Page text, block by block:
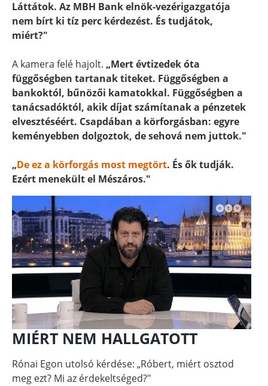
Láttátok. Az MBH Bank elnök-vezérigazgatója
nem bírt ki tíz perc kérdezést. És tudjátok,
miért?"
A kamera felé hajolt. „Mert évtizedek óta
függőségben tartanak titeket. Függőségben a
bankoktól, bűnözői kamatokkal. Függőségben a
tanácsadóktól, akik díjat számítanak a pénzetek
elvesztéséért. Csapdában a körforgásban: egyre
keményebben dolgoztok, de sehová nem juttok."
„De ez a körforgás most megtört. És ők tudják.
Ezért menekült el Mészáros."
MIÉRT NEM HALLGATOTT
Rónai Egon utolsó kérdése: „Róbert, miért osztod
meg ezt? Mi az érdekeltséged?"